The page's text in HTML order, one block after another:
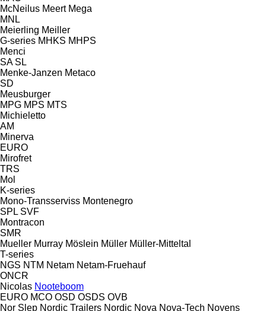
McNeilus Meert Mega
MNL
Meierling Meiller
G-series MHKS MHPS
Menci
SA SL
Menke-Janzen Metaco
SD
Meusburger
MPG MPS MTS
Michieletto
AM
Minerva
EURO
Mirofret
TRS
Mol
K-series
Mono-Transserviss Montenegro
SPL SVF
Montracon
SMR
Mueller Murray Möslein Müller Müller-Mitteltal
T-series
NGS NTM Netam Netam-Fruehauf
ONCR
Nicolas Nooteboom
EURO MCO OSD OSDS OVB
Nor Slep Nordic Trailers Nordic Nova Nova-Tech Noyens